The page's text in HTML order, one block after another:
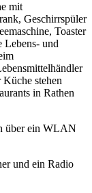
mit
Geschirrspüler
Toaster
Lebens- und
stehen
in Rathen
über ein WLAN
und ein Radio